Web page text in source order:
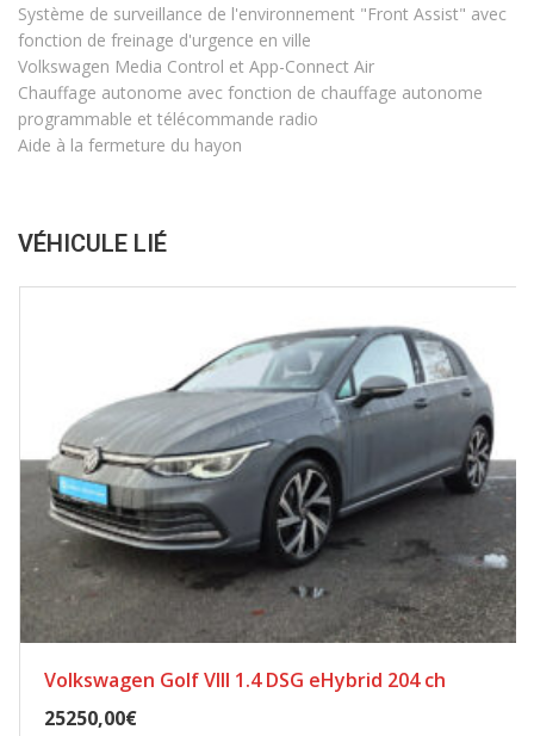
Système de surveillance de l'environnement "Front Assist" avec
fonction de freinage d'urgence en ville
Volkswagen Media Control et App-Connect Air
Chauffage autonome avec fonction de chauffage autonome
programmable et télécommande radio
Aide à la fermeture du hayon
VÉHICULE LIÉ
Volkswagen Golf VIII 1.4 DSG eHybrid 204 ch
25250,00€